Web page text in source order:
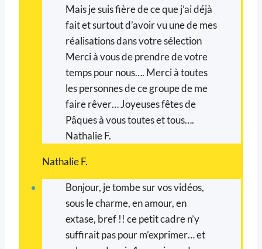
Mais je suis fière de ce que j’ai déjà
fait et surtout d’avoir vu une de mes
réalisations dans votre sélection
Merci à vous de prendre de votre
temps pour nous…. Merci à toutes
les personnes de ce groupe de me
faire rêver… Joyeuses fêtes de
Pâques à vous toutes et tous….
Nathalie F.
Nathalie F.
Bonjour, je tombe sur vos vidéos,
sous le charme, en amour, en
extase, bref !! ce petit cadre n’y
suffirait pas pour m’exprimer… et